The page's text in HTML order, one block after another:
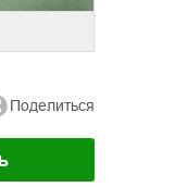
Поделиться